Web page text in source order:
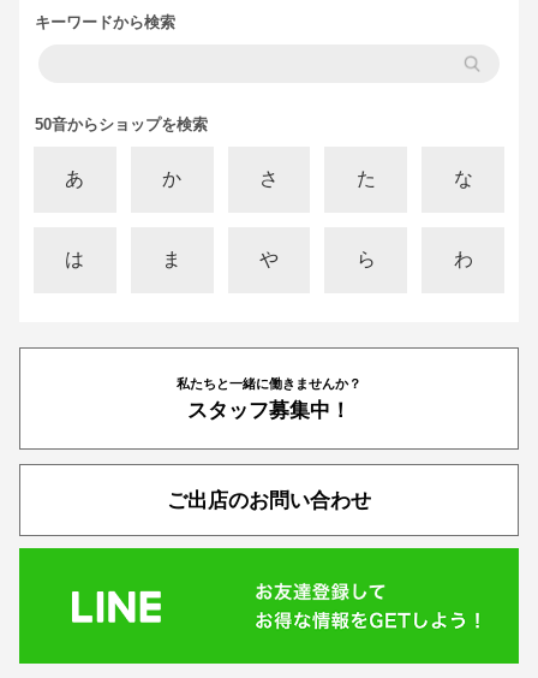
キーワードから検索
50音からショップを検索
あ か さ た な
は ま や ら わ
私たちと一緒に働きませんか？
スタッフ募集中！
ご出店のお問い合わせ